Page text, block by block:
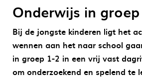
Onderwijs in
Bij de jongste kinderen ligt het
wennen aan het naar school
in groep 1-2 in een vrij vast
om onderzoekend en spelend te